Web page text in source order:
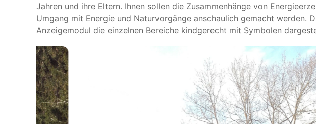
Jahren und ihre Eltern. Ihnen sollen die Zusammenhänge von
Umgang mit Energie und Naturvorgänge anschaulich gemacht werden.
Anzeigemodul die einzelnen Bereiche kindgerecht mit Symbolen